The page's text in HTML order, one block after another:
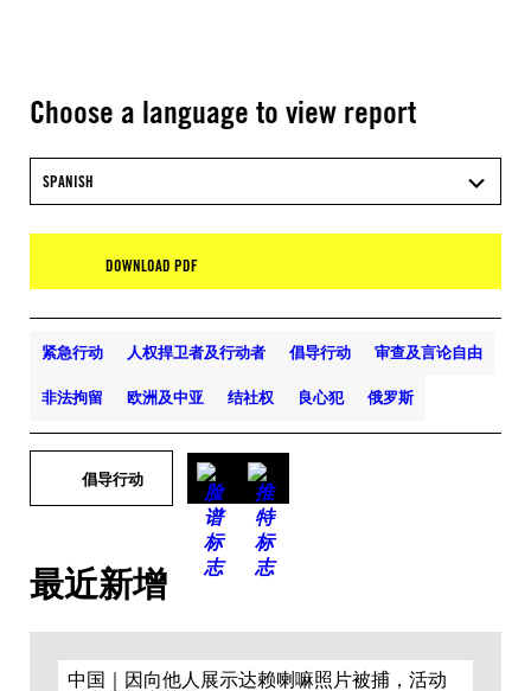
Choose a language to view report
SPANISH
DOWNLOAD PDF
紧急行动 人权捍卫者及行动者 倡导行动 审查及言论自由
非法拘留 欧洲及中亚 结社权 良心犯 俄罗斯
倡导行动
最近新增
中国｜因向他人展示达赖喇嘛照片被捕，活动